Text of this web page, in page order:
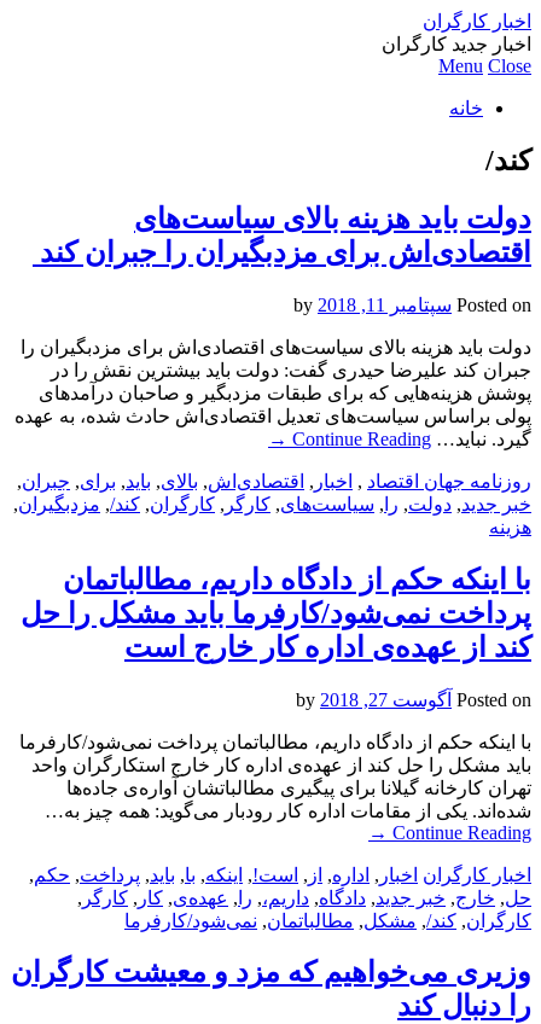
اخبار کارگران
اخبار جدید کارگران
Menu Close
خانه
کند/
دولت باید هزینه‌ بالای سیاست‌های
اقتصادی‌اش برای مزدبگیران را جبران کند ‌
Posted on سپتامبر 11, 2018
دولت باید هزینه‌ بالای سیاست‌های اقتصادی‌اش برای مزدبگیران را
جبران کند ‌علیرضا حیدری گفت: دولت باید بیشترین نقش را در
پوشش هزینه‌هایی که برای طبقات مزدبگیر و صاحبان درآمدهای
پولی براساس سیاست‌های تعدیل اقتصادی‌اش حادث شده، به عهده
گیرد. نباید… Continue Reading
→
روزنامه جهان اقتصاد , اخبار , اقتصادی‌اش, بالای, باید, برای, جبران,
خبر جدید, دولت, را , سیاست‌های, کارگر , کارگران, کند/, مزدبگیران,
هزینه
با اینکه حکم از دادگاه داریم، مطالباتمان
پرداخت نمی‌شود/کارفرما باید مشکل را حل
کند از عهده‌ی اداره کار خارج است
Posted on آگوست 27, 2018
با اینکه حکم از دادگاه داریم، مطالباتمان پرداخت نمی‌شود/کارفرما
باید مشکل را حل کند از عهده‌ی اداره کار خارج استکارگران واحد
تهران کارخانه گیلانا برای پیگیری مطالباتشان آواره‌ی جاده‌ها
شده‌اند. یکی از مقامات اداره کار رودبار می‌گوید: همه چیز به…
Continue Reading
→
اخبار کارگران اخبار , اداره, از , است!, اینکه, با, باید, پرداخت, حکم,
حل, خارج, خبر جدید, دادگاه, داریم،, را , عهده‌ی, کار , کارگر ,
کارگران, کند/, مشکل, مطالباتمان, نمی‌شود/کارفرما
وزیری می‌خواهیم که مزد و معیشت کارگران
را دنبال کند